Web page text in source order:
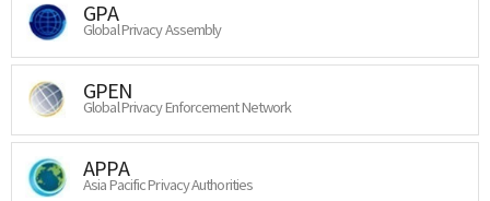
GPA
Global Privacy Assembly
GPEN
Global Privacy Enforcement Network
APPA
Asia Pacific Privacy Authorities